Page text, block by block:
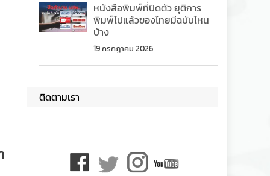
หนังสือพิมพ์ที่ปิดตัว ยุติการ
พิมพ์ไปแล้วของไทยมีฉบับไหน
บ้าง
19 กรกฎาคม 2026
ติดตามเรา